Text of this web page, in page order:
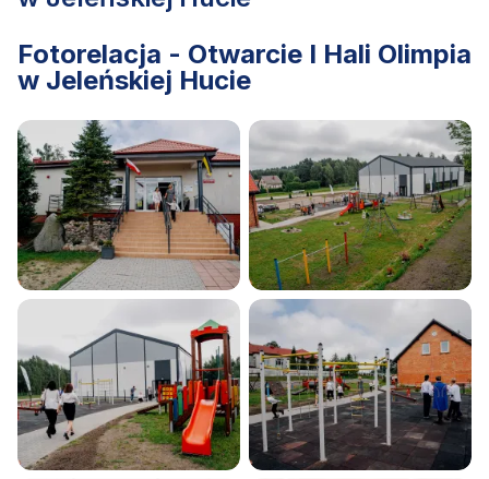
Fotorelacja - Otwarcie I Hali Olimpia
w Jeleńskiej Hucie